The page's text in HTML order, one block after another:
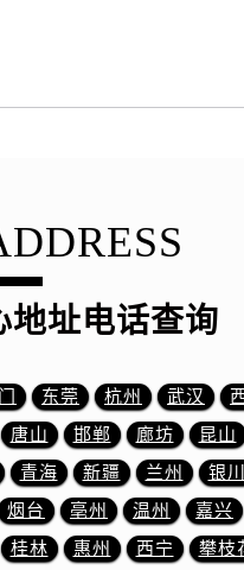
心（需提前预约）
务中心（需提前预约）
心（需提前预约）
中心（需提前预约）
约）
）
地址电话查询
东莞 杭州 武汉
唐山 邯郸 廊坊 昆山
青海 新疆 兰州 银川
烟台 亳州 温州 嘉兴
桂林 惠州 西宁 攀枝